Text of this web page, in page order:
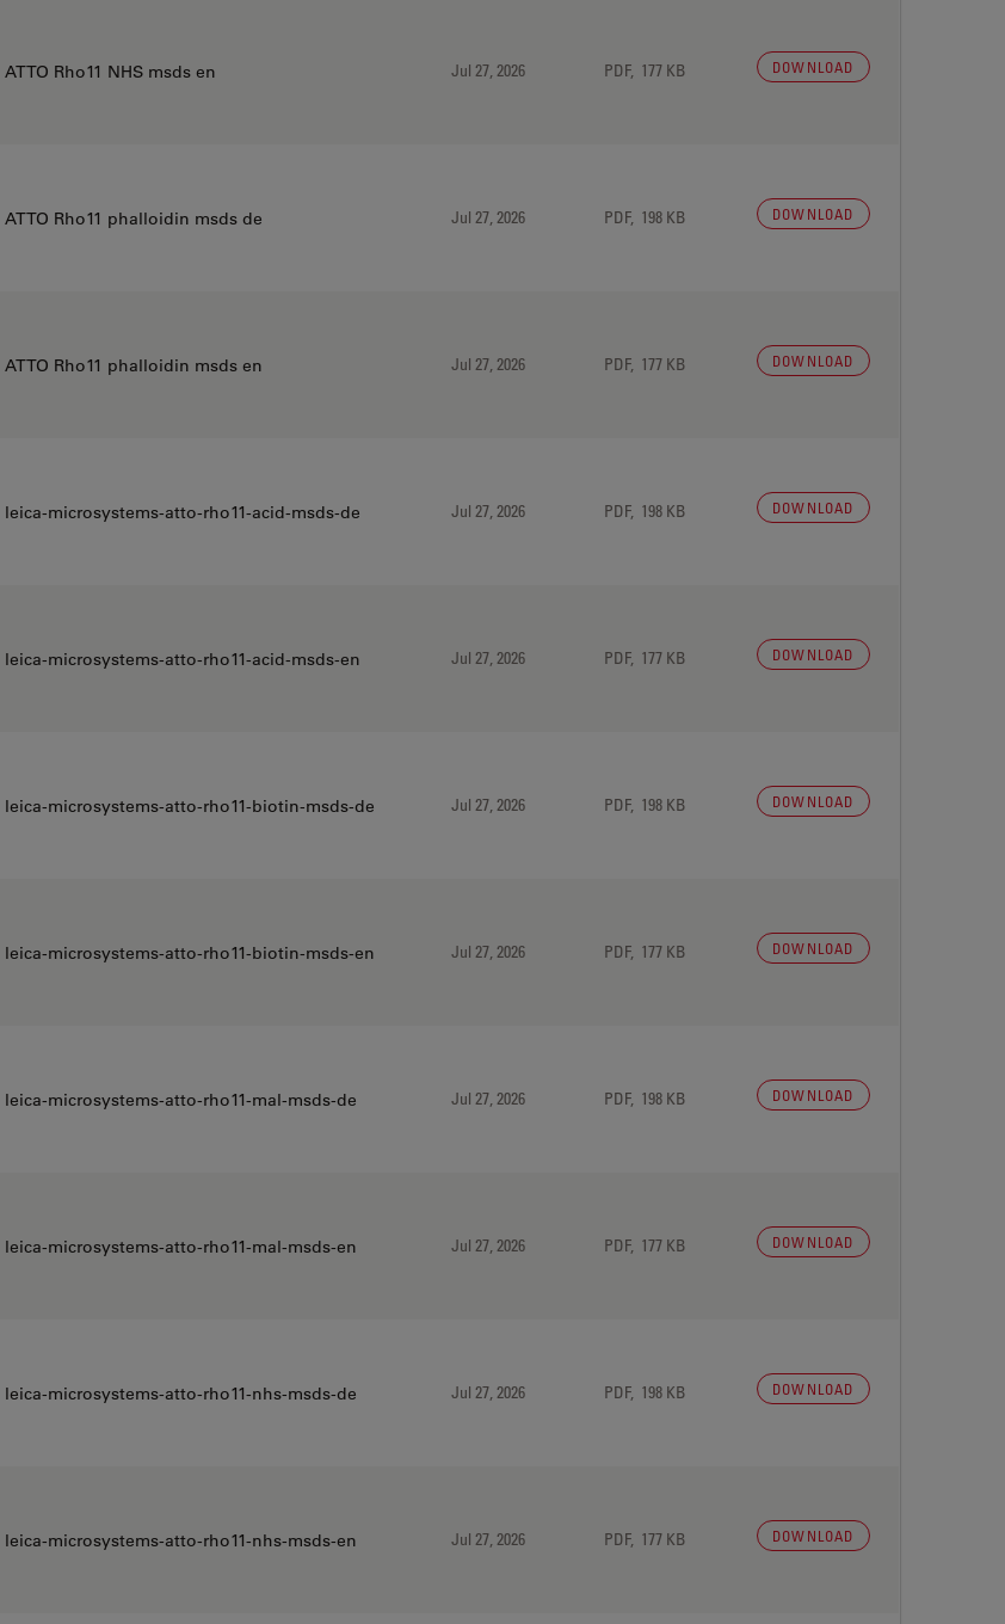
ATTO Rho11 NHS msds en Jul 27, 2026 PDF, 177 KB DOWNLOAD
ATTO Rho11 phalloidin msds de Jul 27, 2026 PDF, 198 KB DOWNLOAD
ATTO Rho11 phalloidin msds en Jul 27, 2026 PDF, 177 KB DOWNLOAD
leica-microsystems-atto-rho11-acid-msds-de Jul 27, 2026 PDF, 198 KB DOWNLOAD
leica-microsystems-atto-rho11-acid-msds-en Jul 27, 2026 PDF, 177 KB DOWNLOAD
leica-microsystems-atto-rho11-biotin-msds-de Jul 27, 2026 PDF, 198 KB DOWNLOAD
leica-microsystems-atto-rho11-biotin-msds-en Jul 27, 2026 PDF, 177 KB DOWNLOAD
leica-microsystems-atto-rho11-mal-msds-de Jul 27, 2026 PDF, 198 KB DOWNLOAD
leica-microsystems-atto-rho11-mal-msds-en Jul 27, 2026 PDF, 177 KB DOWNLOAD
leica-microsystems-atto-rho11-nhs-msds-de Jul 27, 2026 PDF, 198 KB DOWNLOAD
leica-microsystems-atto-rho11-nhs-msds-en Jul 27, 2026 PDF, 177 KB DOWNLOAD